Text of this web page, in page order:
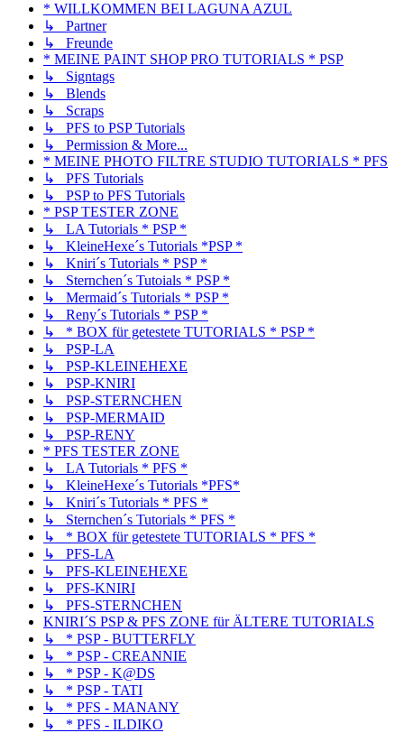
* WILLKOMMEN BEI LAGUNA AZUL
↳ Partner
↳ Freunde
* MEINE PAINT SHOP PRO TUTORIALS * PSP
↳ Signtags
↳ Blends
↳ Scraps
↳ PFS to PSP Tutorials
↳ Permission & More...
* MEINE PHOTO FILTRE STUDIO TUTORIALS * PFS
↳ PFS Tutorials
↳ PSP to PFS Tutorials
* PSP TESTER ZONE
↳ LA Tutorials * PSP *
↳ KleineHexe´s Tutorials *PSP *
↳ Kniri´s Tutorials * PSP *
↳ Sternchen´s Tutoials * PSP *
↳ Mermaid´s Tutorials * PSP *
↳ Reny´s Tutorials * PSP *
↳ * BOX für getestete TUTORIALS * PSP *
↳ PSP-LA
↳ PSP-KLEINEHEXE
↳ PSP-KNIRI
↳ PSP-STERNCHEN
↳ PSP-MERMAID
↳ PSP-RENY
* PFS TESTER ZONE
↳ LA Tutorials * PFS *
↳ KleineHexe´s Tutorials *PFS*
↳ Kniri´s Tutorials * PFS *
↳ Sternchen´s Tutorials * PFS *
↳ * BOX für getestete TUTORIALS * PFS *
↳ PFS-LA
↳ PFS-KLEINEHEXE
↳ PFS-KNIRI
↳ PFS-STERNCHEN
KNIRI´S PSP & PFS ZONE für ÄLTERE TUTORIALS
↳ * PSP - BUTTERFLY
↳ * PSP - CREANNIE
↳ * PSP - K@DS
↳ * PSP - TATI
↳ * PFS - MANANY
↳ * PFS - ILDIKO